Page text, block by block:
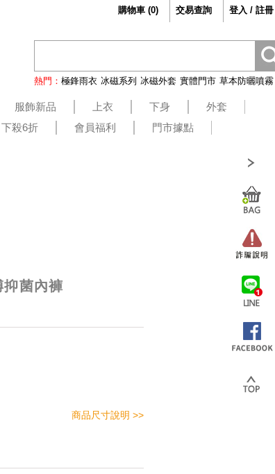
熱門： 極鋒雨衣 冰磁系列 冰磁外套 實體門市 草本防曬噴霧
服飾新品 上衣 下身
外套
殺6折 會員福利
門市據點
購物車 (0) 交易查詢 登入 / 註冊
菌內褲
商品尺寸說明 >>